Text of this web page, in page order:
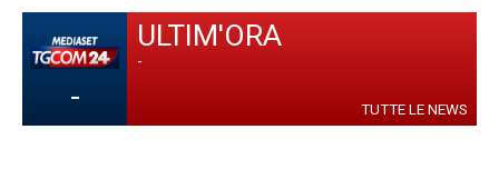
-
ULTIM'ORA
-
TUTTE LE NEWS